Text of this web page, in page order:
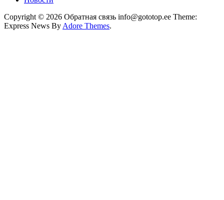
Copyright © 2026 Обратная связь info@gototop.ee Theme:
Express News By Adore Themes.